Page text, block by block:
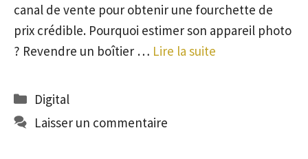
canal de vente pour obtenir une fourchette de
prix crédible. Pourquoi estimer son appareil photo
? Revendre un boîtier … Lire la suite
Catégories
Digital
Laisser un commentaire